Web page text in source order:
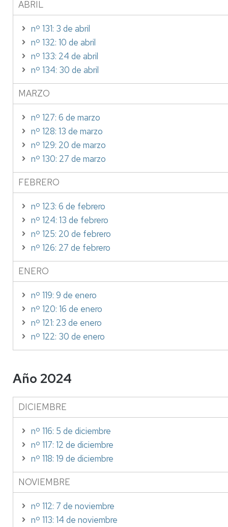
ABRIL
nº 131: 3 de abril
nº 132: 10 de abril
nº 133: 24 de abril
nº 134: 30 de abril
MARZO
nº 127: 6 de marzo
nº 128: 13 de marzo
nº 129: 20 de marzo
nº 130: 27 de marzo
FEBRERO
nº 123: 6 de febrero
nº 124: 13 de febrero
nº 125: 20 de febrero
nº 126: 27 de febrero
ENERO
nº 119: 9 de enero
nº 120: 16 de enero
nº 121: 23 de enero
nº 122: 30 de enero
Año 2024
DICIEMBRE
nº 116: 5 de diciembre
nº 117: 12 de diciembre
nº 118: 19 de diciembre
NOVIEMBRE
nº 112: 7 de noviembre
nº 113: 14 de noviembre